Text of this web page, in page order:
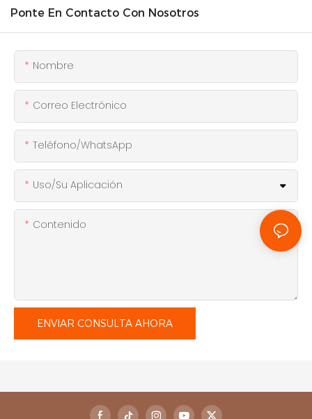
Ponte En Contacto Con Nosotros
Nombre
Correo Electrónico
Teléfono/WhatsApp
Uso/Su Aplicación
Contenido
ENVIAR CONSULTA AHORA